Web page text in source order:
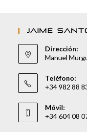
JAIME
Dirección:
Manuel
Teléfono:
+34 982 88
Móvil:
+34 604 08